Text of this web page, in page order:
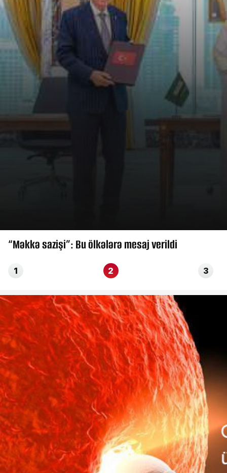
“Məkkə sazişi”: Bu ölkələrə mesaj verildi
1 2 3